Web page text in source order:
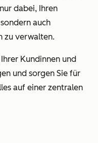
dabei, Ihren
auch
zu verwalten.
Kundinnen und
und sorgen Sie für
auf einer zentralen
zu steigern und